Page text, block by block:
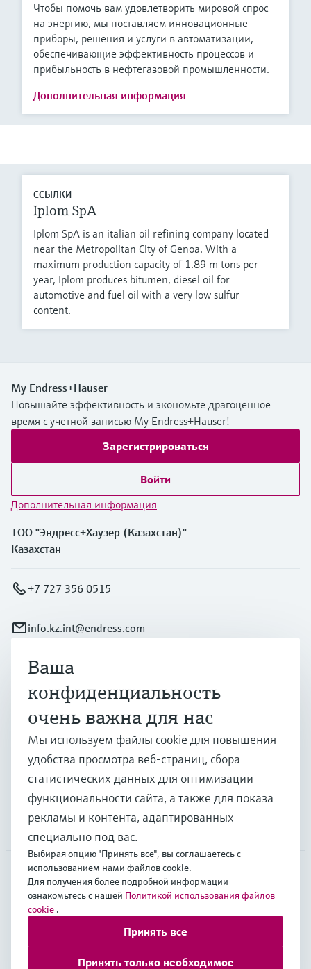
Чтобы помочь вам удовлетворить мировой спрос
на энергию, мы поставляем инновационные
приборы, решения и услуги в автоматизации,
обеспечивающие эффективность процессов и
прибыльность в нефтегазовой промышленности.
Дополнительная информация
ССЫЛКИ
Iplom SpA
Iplom SpA is an italian oil refining company located
near the Metropolitan City of Genoa. With a
maximum production capacity of 1.89 m tons per
year, Iplom produces bitumen, diesel oil for
automotive and fuel oil with a very low sulfur
content.
My Endress+Hauser
Повышайте эффективность и экономьте драгоценное
время с учетной записью My Endress+Hauser!
Зарегистрироваться
Войти
Дополнительная информация
ТОО "Эндресс+Хаузер (Казахстан)"
Казахстан
+7 727 356 0515
info.kz.int@endress.com
Продукты и услуги
Отрасли
Поддержка
Компания
CAS•Русский
Copyright © Endress+Hauser Group Services AG
Выходные данныеУсловияData Protection
Ваша
конфиденциальность
очень важна для нас
Мы используем файлы cookie для повышения
удобства просмотра веб-страниц, сбора
статистических данных для оптимизации
функциональности сайта, а также для показа
рекламы и контента, адаптированных
специально под вас.
Выбирая опцию "Принять все", вы соглашаетесь с
использованием нами файлов cookie.
Для получения более подробной информации
ознакомьтесь с нашей Политикой использования файлов
cookie .
Принять только необходимое
Принять все